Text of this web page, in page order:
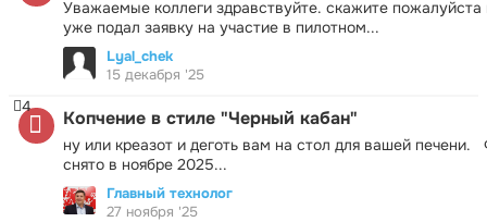
Уважаемые коллеги здравствуйте. скажите пожалуйста
уже подал заявку на участие в пилотном...
Lyal_chek
15 декабря '25
Копчение в стиле "Черный кабан"
ну или креазот и деготь вам на стол для вашей печени.
снято в ноябре 2025...
4
Главный технолог
27 ноября '25